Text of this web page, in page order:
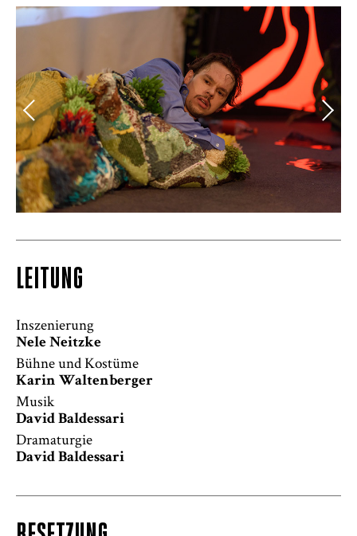
LEITUNG
Inszenierung
Nele Neitzke
Bühne und Kostüme
Karin Waltenberger
Musik
David Baldessari
Dramaturgie
David Baldessari